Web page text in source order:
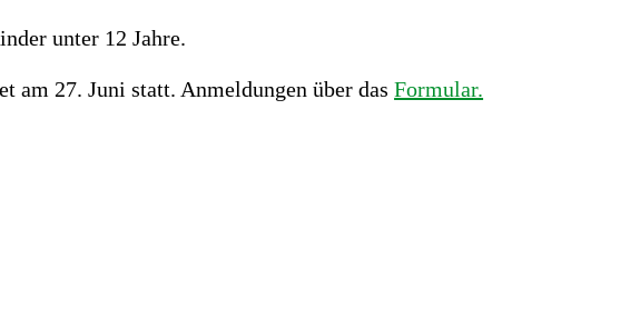
unter 12 Jahre.
am 27. Juni statt. Anmeldungen über dasFormular.